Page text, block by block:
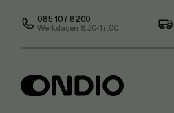
085 107 8200
Werkdagen 8.30-17.00